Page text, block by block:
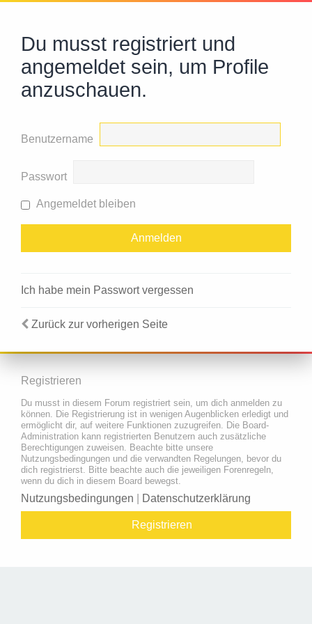
Du musst registriert und
angemeldet sein, um Profile
anzuschauen.
Benutzername
Passwort
Angemeldet bleiben
Ich habe mein Passwort vergessen
Zurück zur vorherigen Seite
Registrieren
Du musst in diesem Forum registriert sein, um dich anmelden zu
können. Die Registrierung ist in wenigen Augenblicken erledigt und
ermöglicht dir, auf weitere Funktionen zuzugreifen. Die Board-
Administration kann registrierten Benutzern auch zusätzliche
Berechtigungen zuweisen. Beachte bitte unsere
Nutzungsbedingungen und die verwandten Regelungen, bevor du
dich registrierst. Bitte beachte auch die jeweiligen Forenregeln,
wenn du dich in diesem Board bewegst.
Nutzungsbedingungen Datenschutzerklärung
Registrieren